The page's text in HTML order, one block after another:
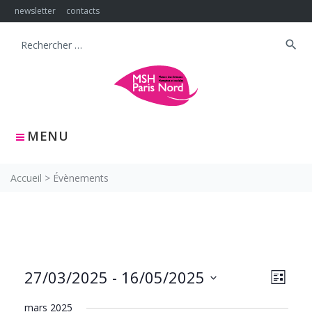
Skip
to
newsletter contacts
MENU
Search
search
Accueil > Évènements
PAR
de
vues
LISTE
27/03/2025 - 16/05/2025
mars 2025